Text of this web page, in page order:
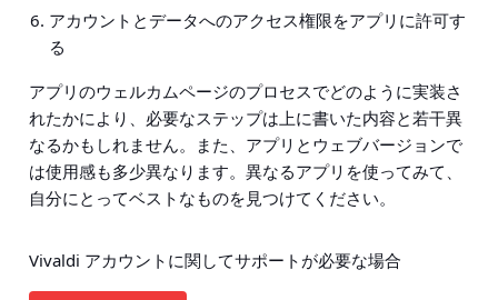
アカウントとデータへのアクセス権限をアプリに許可す
る
アプリのウェルカムページのプロセスでどのように実装さ
れたかにより、必要なステップは上に書いた内容と若干異
なるかもしれません。また、アプリとウェブバージョンで
は使用感も多少異なります。異なるアプリを使ってみて、
自分にとってベストなものを見つけてください。
Vivaldi アカウントに関してサポートが必要な場合